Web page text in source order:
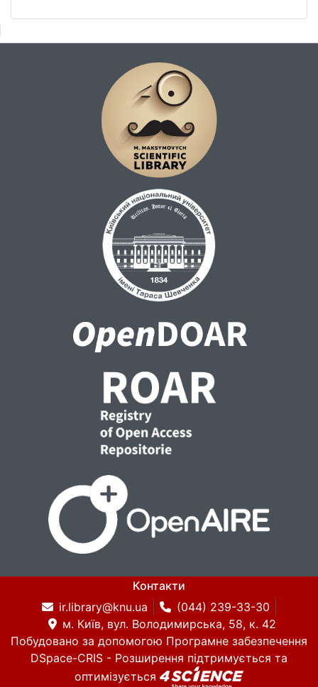
Контакти
ir.library@knu.ua
(044) 239-33-30
м. Київ, вул. Володимирська, 58, к. 42
Побудовано за допомогою Програмне забезпечення
DSpace-CRIS - Розширення підтримується та
оптимізується